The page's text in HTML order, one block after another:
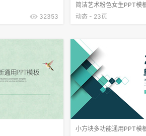
32353
简洁艺术粉色女生PPT模
动态 - 23页
小方块多功能通用PPT模